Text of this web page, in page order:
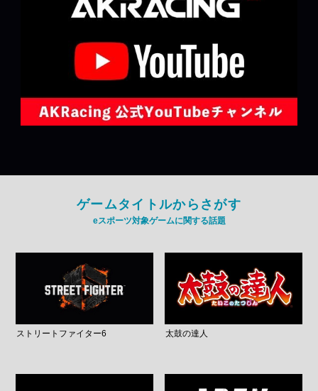
ゲームタイトルからさがす
eスポーツ対象ゲームに関する話題
ストリートファイター6 太鼓の達人